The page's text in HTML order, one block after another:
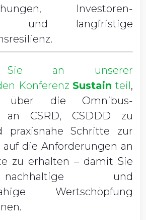
Investoren-
und langfristige
Sie an unserer
KonferenzSustain teil,
die Omnibus-
an CSRD, CSDDD zu
praxisnahe Schritte zur
die Anforderungen an
zu erhalten – damit Sie
und
Wertschöpfung